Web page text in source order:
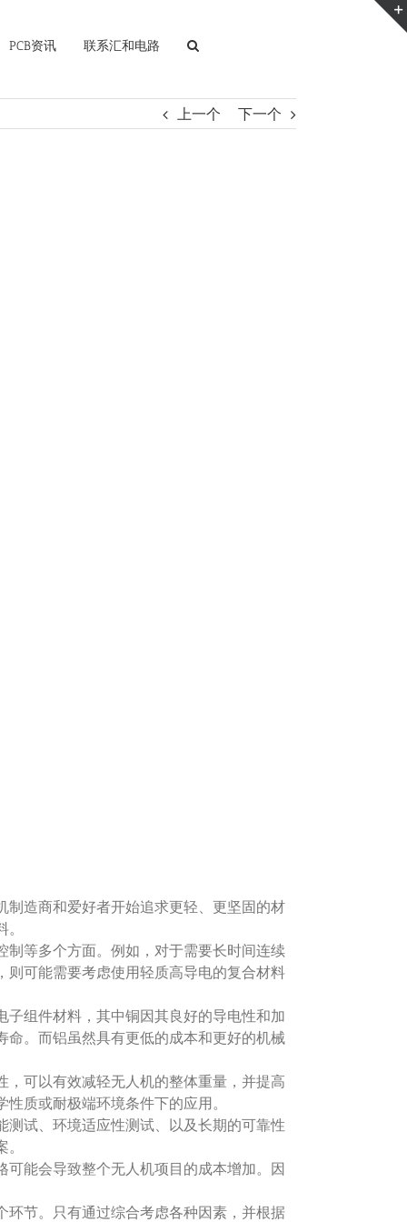
PCB资讯 联系汇和电路
上一个 下一个
制造商和爱好者开始追求更轻、更坚固的材
制等多个方面。例如，对于需要长时间连续
则可能需要考虑使用轻质高导电的复合材料
组件材料，其中铜因其良好的导电性和加
命。而铝虽然具有更低的成本和更好的机械
可以有效减轻无人机的整体重量，并提高
质或耐极端环境条件下的应用。
试、环境适应性测试、以及长期的可靠性
能会导致整个无人机项目的成本增加。因
环节。只有通过综合考虑各种因素，并根据